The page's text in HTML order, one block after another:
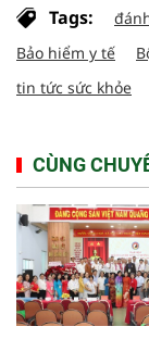
Tags:
Bảo hiểm y tế
tin tức sức khỏe
CÙNG